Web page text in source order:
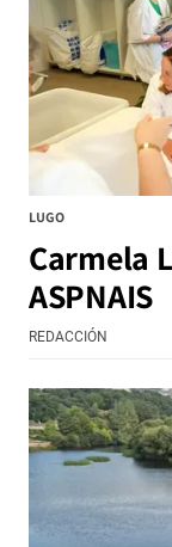
LUGO
Carmela
ASPNAIS
REDACCIÓN